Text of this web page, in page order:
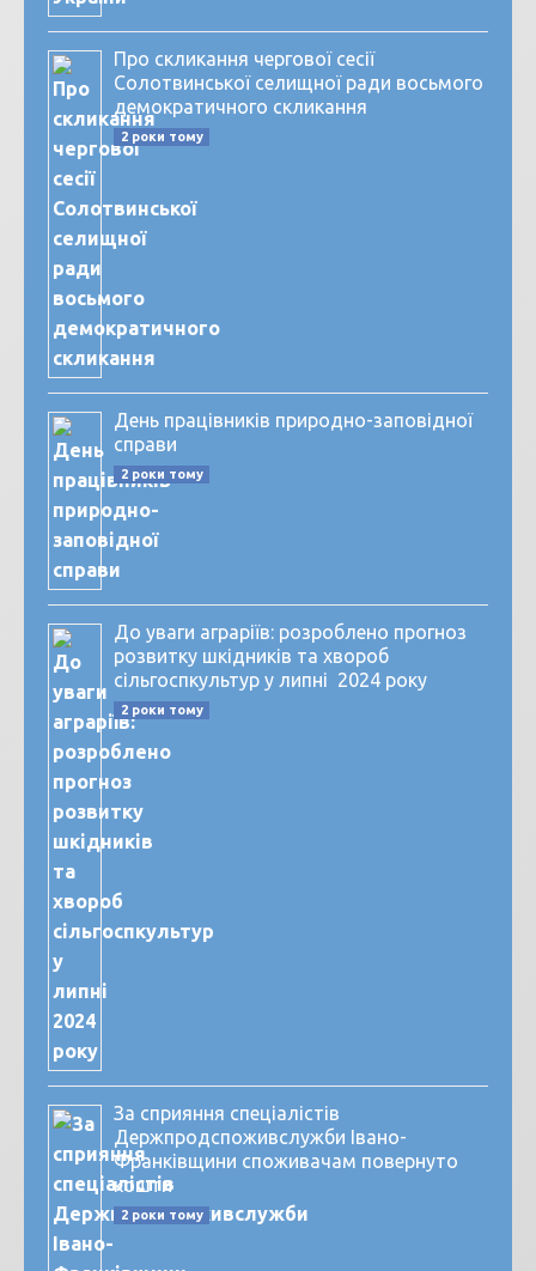
Про скликання чергової сесії
Солотвинської селищної ради восьмого
демократичного скликання
2 роки тому
День працівників природно-заповідної
справи
2 роки тому
До уваги аграріїв: розроблено прогноз
розвитку шкідників та хвороб
сільгоспкультур у липні 2024 року
2 роки тому
За сприяння спеціалістів
Держпродспоживслужби Івано-
Франківщини споживачам повернуто
кошти
2 роки тому